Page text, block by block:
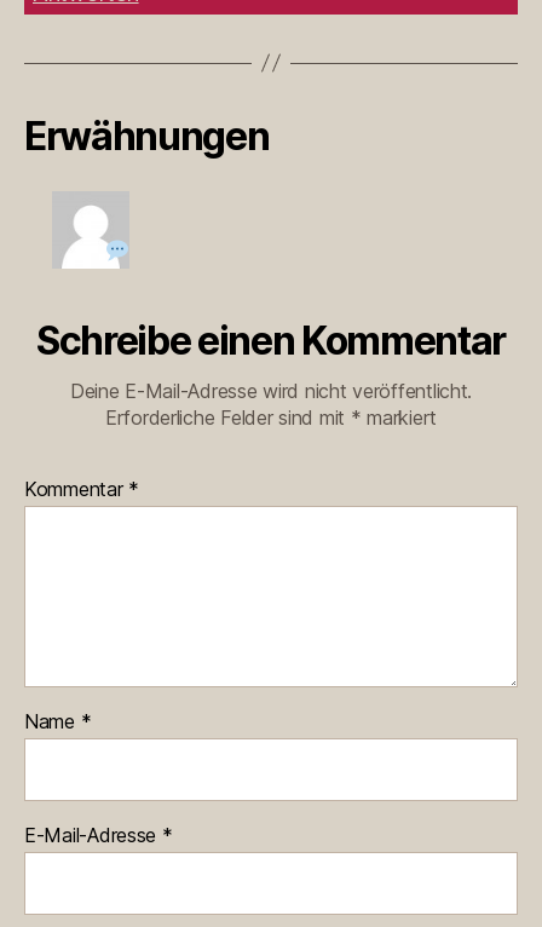
Erwähnungen
Schreibe einen Kommentar
Deine E-Mail-Adresse wird nicht veröffentlicht.
Erforderliche Felder sind mit * markiert
Kommentar *
Name *
E-Mail-Adresse *